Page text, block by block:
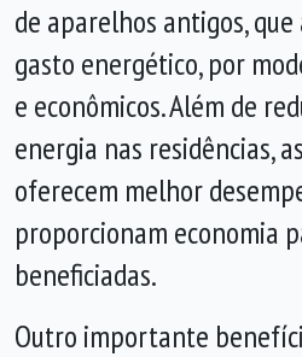
de aparelhos antigos,
gasto energético, por
e econômicos. Além de
energia nas residências,
oferecem melhor
proporcionam economia
beneficiadas.
Outro importante